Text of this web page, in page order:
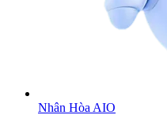
Nhân Hòa AIO